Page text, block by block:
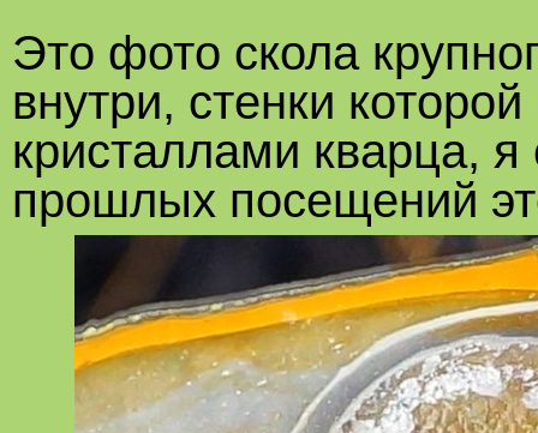
Это фото скола
внутри, стенки
кристаллами кварца,
прошлых посещений